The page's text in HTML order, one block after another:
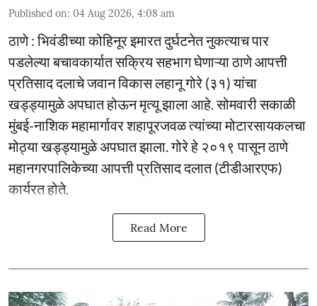
Published on: 04 Aug 2026, 4:08 am
ठाणे : भिवंडीच्या कोहिनूर इमारत दुर्घटनेत नुकत्याच पार
पडलेल्या बचावकार्यात सक्रिय सहभाग घेणाऱ्या ठाणे आपत्ती
प्रतिसाद दलाचे जवान विकास लहानू गोरे (३१) यांचा
खड्ड्यामुळे अपघात होऊन मृत्यू झाला आहे. सोमवारी सकाळी
मुंबई-नाशिक महामार्गावर शहापूरजवळ त्यांच्या मोटारसायकलचा
मोठ्या खड्ड्यामुळे अपघात झाला. गोरे हे २०१९ पासून ठाणे
महानगरपालिकेच्या आपत्ती प्रतिसाद दलात (टीडीआरएफ)
कार्यरत होते.
Read More